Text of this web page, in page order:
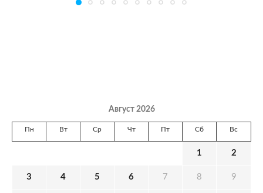
Август 2026
Пн Вт Ср Чт Пт Сб Вс
1 2
3 4 5 6 7 8 9